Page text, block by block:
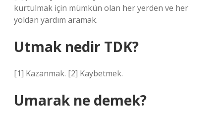
kurtulmak için mümkün olan her yerden ve her
yoldan yardım aramak.
Utmak nedir TDK?
[1] Kazanmak. [2] Kaybetmek.
Umarak ne demek?